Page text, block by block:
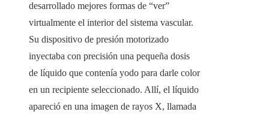
desarrollado mejores formas de “ver”
virtualmente el interior del sistema vascular.
Su dispositivo de presión motorizado
inyectaba con precisión una pequeña dosis
de líquido que contenía yodo para darle color
en un recipiente seleccionado. Allí, el líquido
apareció en una imagen de rayos X, llamada